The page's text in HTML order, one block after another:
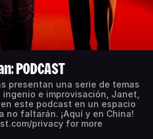
PODCAST
presentan una serie de temas
ingenio e improvisación, Janet,
este podcast en un espacio
no faltarán. ¡Aquí y en China!
privacy for more